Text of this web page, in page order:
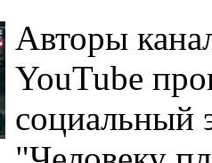
Авторы
YouTube
социальный